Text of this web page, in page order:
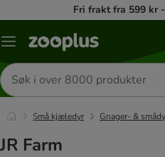
Fri frakt fra 599 kr
Katalogmeny
Søk
etter
produkter
Små kjæledyr Gnager- &
JR Farm